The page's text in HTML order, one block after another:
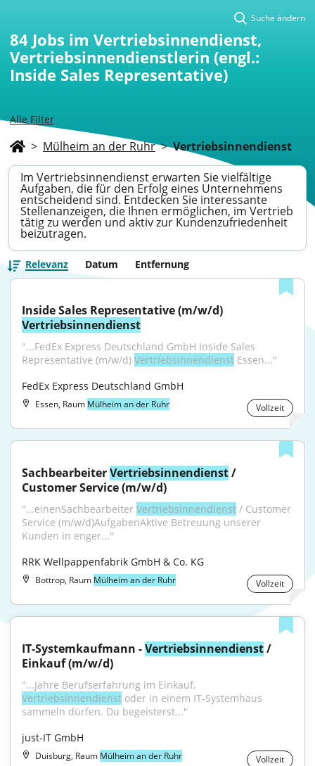
Alle Filter
Suche ändern
84 Jobs im Vertriebsinnendienst,
Vertriebsinnendienstlerin (engl.:
Inside Sales Representative)
> Mülheim an der Ruhr > Vertriebsinnendienst
Im Vertriebsinnendienst erwarten Sie vielfältige
Aufgaben, die für den Erfolg eines Unternehmens
entscheidend sind. Entdecken Sie interessante
Stellenanzeigen, die Ihnen ermöglichen, im Vertrieb
tätig zu werden und aktiv zur Kundenzufriedenheit
beizutragen.
Relevanz Datum Entfernung
Vertriebsinnendienst
"...FedEx Express Deutschland GmbH Inside Sales
Representative (m/w/d) Vertriebsinnendienst Essen..."
FedEx Express Deutschland GmbH
Essen, Raum Mülheim an der Ruhr Vollzeit
Sachbearbeiter Vertriebsinnendienst /
Customer Service (m/w/d)
"...einenSachbearbeiter Vertriebsinnendienst / Customer
Service (m/w/d)AufgabenAktive Betreuung unserer
Kunden in enger..."
RRK Wellpappenfabrik GmbH & Co. KG
Bottrop, Raum Mülheim an der Ruhr Vollzeit
IT-Systemkaufmann - Vertriebsinnendienst /
Einkauf (m/w/d)
Vertriebsinnendienst oder in einem IT-Systemhaus
sammeln dürfen. Du begeisterst..."
just-IT GmbH
Duisburg, Raum Mülheim an der Ruhr Vollzeit